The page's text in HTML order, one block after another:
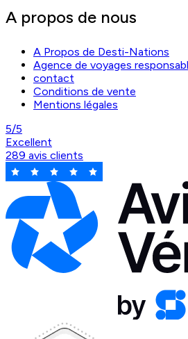
A propos de nous
A Propos de Desti-Nations
Agence de voyages
contact
Conditions de vente
Mentions légales
5/5
Excellent
289 avis clients